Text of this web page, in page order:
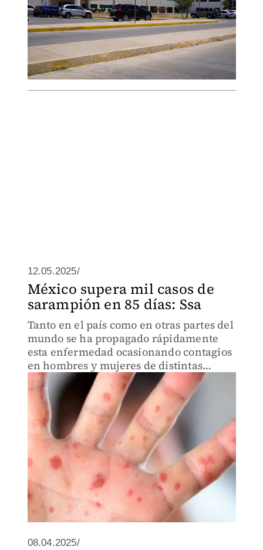
12.05.2025/
México supera mil casos de
sarampión en 85 días: Ssa
Tanto en el país como en otras partes del
mundo se ha propagado rápidamente
esta enfermedad ocasionando contagios
en hombres y mujeres de distintas
edades.
08.04.2025/